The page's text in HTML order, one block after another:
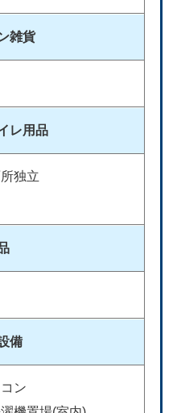
雑貨
レ用品
独立
備
ン